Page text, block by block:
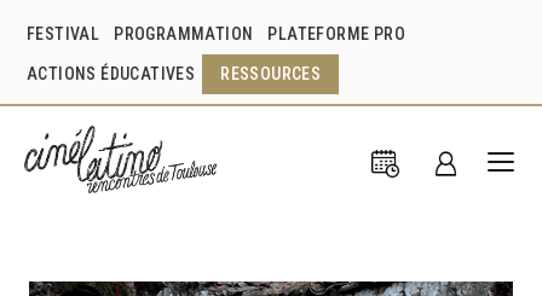
FESTIVAL PROGRAMMATION PLATEFORME PRO
ACTIONS ÉDUCATIVES RESSOURCES